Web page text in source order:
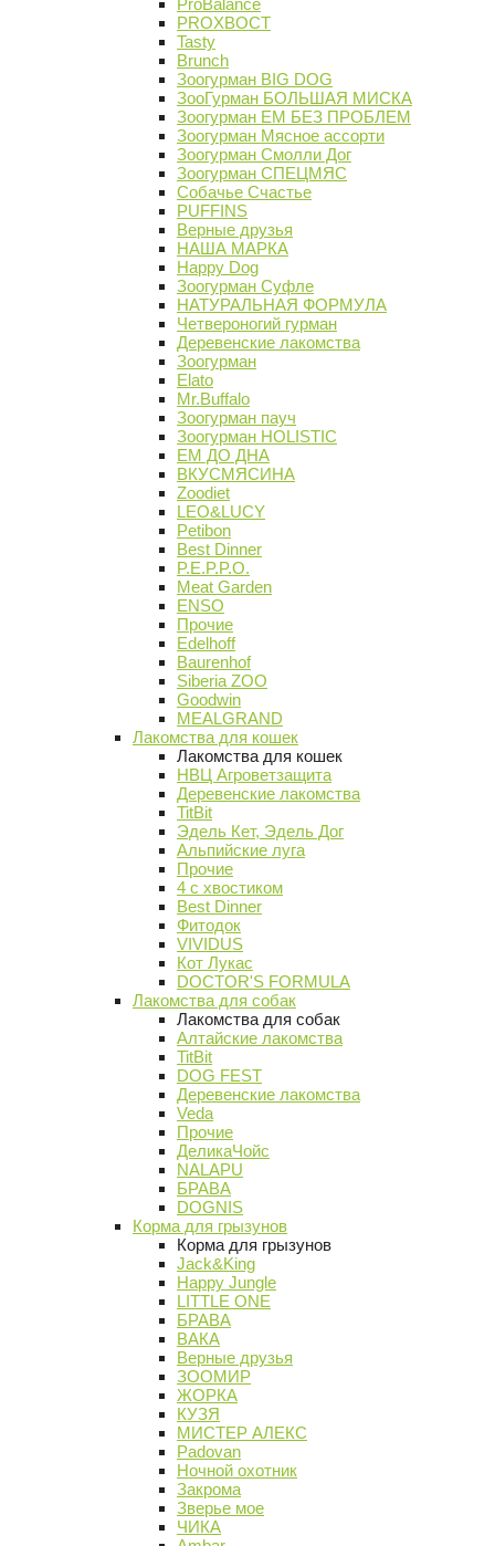
ProBalance
PROХВОСТ
Tasty
Brunch
Зоогурман BIG DOG
ЗооГурман БОЛЬШАЯ МИСКА
Зоогурман ЕМ БЕЗ ПРОБЛЕМ
Зоогурман Мясное ассорти
Зоогурман Смолли Дог
Зоогурман СПЕЦМЯС
Собачье Счастье
PUFFINS
Верные друзья
НАША МАРКА
Happy Dog
Зоогурман Суфле
НАТУРАЛЬНАЯ ФОРМУЛА
Четвероногий гурман
Деревенские лакомства
Зоогурман
Elato
Mr.Buffalo
Зоогурман пауч
Зоогурман HOLISTIC
ЕМ ДО ДНА
ВКУСМЯСИНА
Zoodiet
LEO&LUCY
Petibon
Best Dinner
P.E.P.P.O.
Meat Garden
ENSO
Прочие
Edelhoff
Baurenhof
Siberia ZOO
Goodwin
MEALGRAND
Лакомства для кошек
Лакомства для кошек
НВЦ Агроветзащита
Деревенские лакомства
TitBit
Эдель Кет, Эдель Дог
Альпийские луга
Прочие
4 с хвостиком
Best Dinner
Фитодок
VIVIDUS
Кот Лукас
DOCTOR'S FORMULA
Лакомства для собак
Лакомства для собак
Алтайские лакомства
TitBit
DOG FEST
Деревенские лакомства
Veda
Прочие
ДеликаЧойс
NALAPU
БРАВА
DOGNIS
Корма для грызунов
Корма для грызунов
Jack&King
Happy Jungle
LITTLE ONE
БРАВА
ВАКА
Верные друзья
ЗООМИР
ЖОРКА
КУЗЯ
МИСТЕР АЛЕКС
Padovan
Ночной охотник
Закрома
Зверье мое
ЧИКА